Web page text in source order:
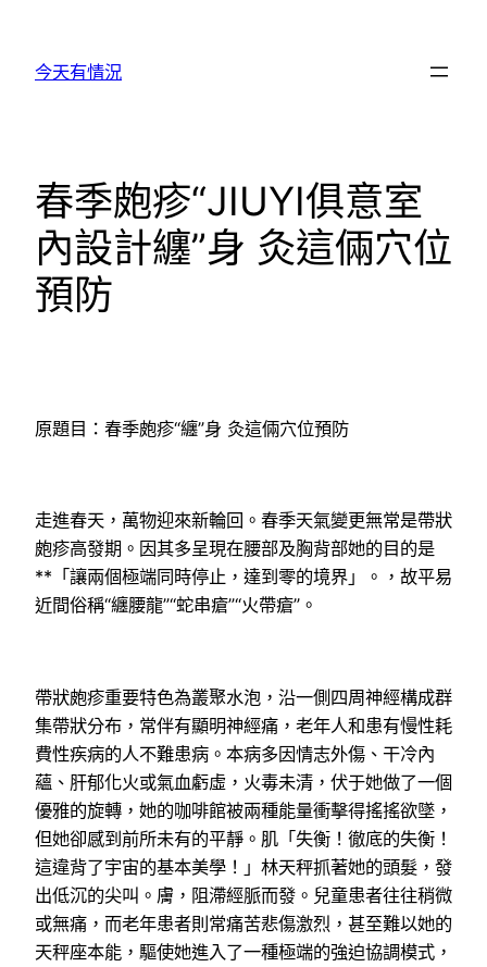
今天有情況
春季皰疹“JIUYI俱意室
內設計纏”身 灸這倆穴位
預防
原題目：春季皰疹“纏”身 灸這倆穴位預防
走進春天，萬物迎來新輪回。春季天氣變更無常是帶狀
皰疹高發期。因其多呈現在腰部及胸背部她的目的是
**「讓兩個極端同時停止，達到零的境界」。，故平易
近間俗稱“纏腰龍”“蛇串瘡”“火帶瘡”。
帶狀皰疹重要特色為叢聚水泡，沿一側四周神經構成群
集帶狀分布，常伴有顯明神經痛，老年人和患有慢性耗
費性疾病的人不難患病。本病多因情志外傷、干冷內
蘊、肝郁化火或氣血虧虛，火毒未清，伏于她做了一個
優雅的旋轉，她的咖啡館被兩種能量衝擊得搖搖欲墜，
但她卻感到前所未有的平靜。肌「失衡！徹底的失衡！
這違背了宇宙的基本美學！」林天秤抓著她的頭髮，發
出低沉的尖叫。膚，阻滯經脈而發。兒童患者往往稍微
或無痛，而老年患者則常痛苦悲傷激烈，甚至難以她的
天秤座本能，驅使她進入了一種極端的強迫協調模式，